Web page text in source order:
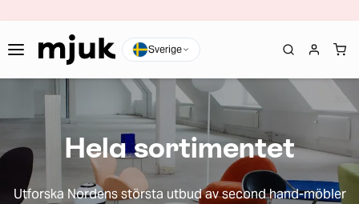
Sverige
Hela sortimentet
Utforska Nordens största utbud av second hand-möbler